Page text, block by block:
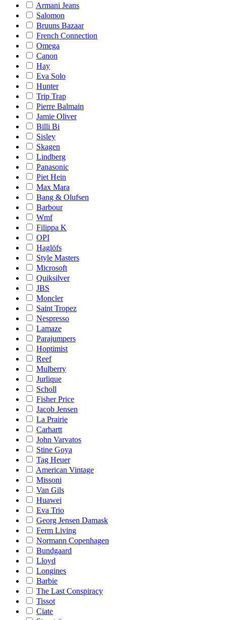
Armani Jeans
Salomon
Bruuns Bazaar
French Connection
Omega
Canon
Hay
Eva Solo
Hunter
Trip Trap
Pierre Balmain
Jamie Oliver
Billi Bi
Sisley
Skagen
Lindberg
Panasonic
Piet Hein
Max Mara
Bang & Olufsen
Barbour
Wmf
Filippa K
OPI
Haglöfs
Style Masters
Microsoft
Quiksilver
JBS
Moncler
Saint Tropez
Nespresso
Lamaze
Parajumpers
Hoptimist
Reef
Mulberry
Jurlique
Scholl
Fisher Price
Jacob Jensen
La Prairie
Carhartt
John Varvatos
Stine Goya
Tag Heuer
American Vintage
Missoni
Van Gils
Huawei
Eva Trio
Georg Jensen Damask
Ferm Living
Normann Copenhagen
Bundgaard
Lloyd
Longines
Barbie
The Last Conspiracy
Tissot
Ciate